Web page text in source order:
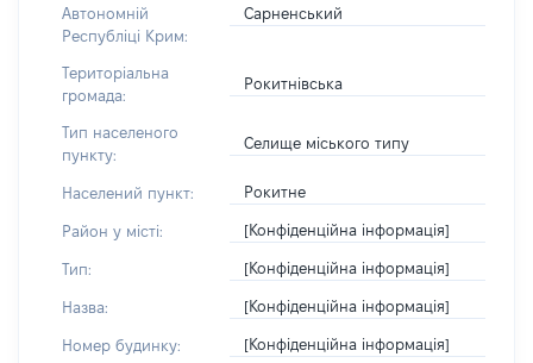
Автономній
Республіці Крим:
Сарненський
Територіальна
громада:
Рокитнівська
Тип населеного
пункту:
Селище міського типу
Населений пункт: Рокитне
Район у місті: [Конфіденційна інформація]
Тип: [Конфіденційна інформація]
Назва: [Конфіденційна інформація]
Номер будинку: [Конфіденційна інформація]